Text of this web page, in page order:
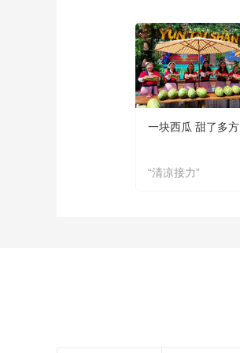
一块西瓜 甜了多方
“清凉接力”